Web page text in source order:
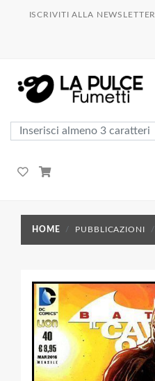
ISCRIVITI ALLA NEWSLETTER
HOME PUBBLICAZIONI